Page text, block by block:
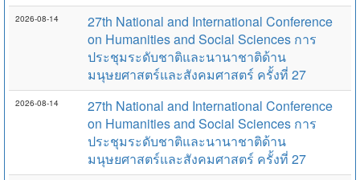
2026-08-14
27th National and International Conference
on Humanities and Social Sciences การ
ประชุมระดับชาติและนานาชาติด้าน
มนุษยศาสตร์และสังคมศาสตร์ ครั้งที่ 27
2026-08-14
27th National and International Conference
on Humanities and Social Sciences การ
ประชุมระดับชาติและนานาชาติด้าน
มนุษยศาสตร์และสังคมศาสตร์ ครั้งที่ 27